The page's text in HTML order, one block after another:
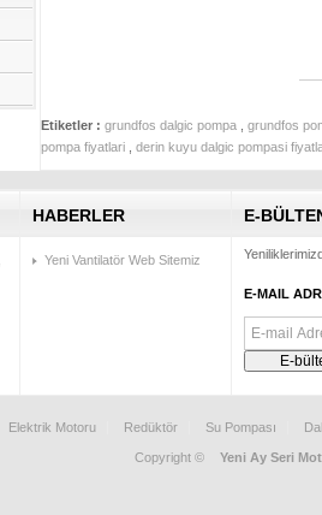
Etiketler : grundfos dalgic pompa
grundfos
pompa fiyatlari
derin kuyu dalgic pompasi
HABERLER
Yeni Vantilatör Web Sitemiz
E-
E-MAIL
Elektrik Motoru Redüktör Su Pompası
Copyright © Yeni Ay Seri